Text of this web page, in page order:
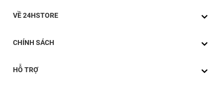
VỀ 24HSTORE
CHÍNH SÁCH
HỖ TRỢ